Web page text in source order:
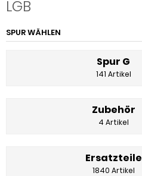
LGB
SPUR WÄHLEN
Spur G
141 Artikel
Zubehör
4 Artikel
Ersatzteile
1840 Artikel